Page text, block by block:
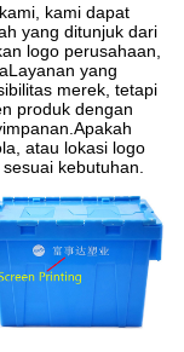
kami dapat
yang ditunjuk dari
logo perusahaan,
yang
merek, tetapi
produk dengan
atau lokasi logo
kebutuhan.